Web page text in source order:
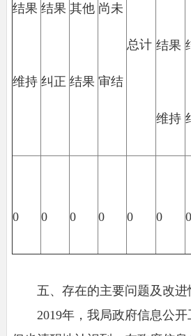
结果
维持
结果
纠正
其他
结果
尚未
审结
总计 结果
维持
0 0 0 0 0 0 0
五、存在的主要问题及改进
2019年，我局政府信息公